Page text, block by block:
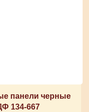
панели черные
134-667